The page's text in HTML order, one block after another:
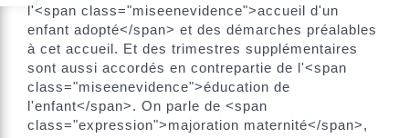
l'<span class="miseenevidence">accueil d'un
enfant adopté</span> et des démarches préalables
à cet accueil. Et des trimestres supplémentaires
sont aussi accordés en contrepartie de l'<span
class="miseenevidence">éducation de
l'enfant</span>. On parle de <span
class="expression">majoration maternité</span>,